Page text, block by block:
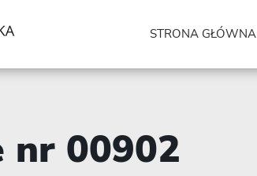
STRONA GŁÓWNA
nr 00902